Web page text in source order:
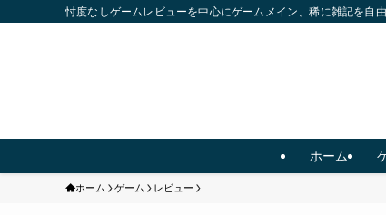
忖度なしゲームレビューを中心にゲームメイン、稀に雑記を自
ホーム
ホーム ゲーム レビュー